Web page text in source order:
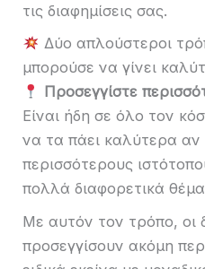
τις διαφημίσεις σας.
Δύο απλούστεροι
μπορούσε να γίνει
Προσεγγίστε
Είναι ήδη σε όλο τον
να τα πάει καλύτερα αν
περισσότερους
πολλά διαφορετικά
Με αυτόν τον τρόπο, οι
προσεγγίσουν ακόμη